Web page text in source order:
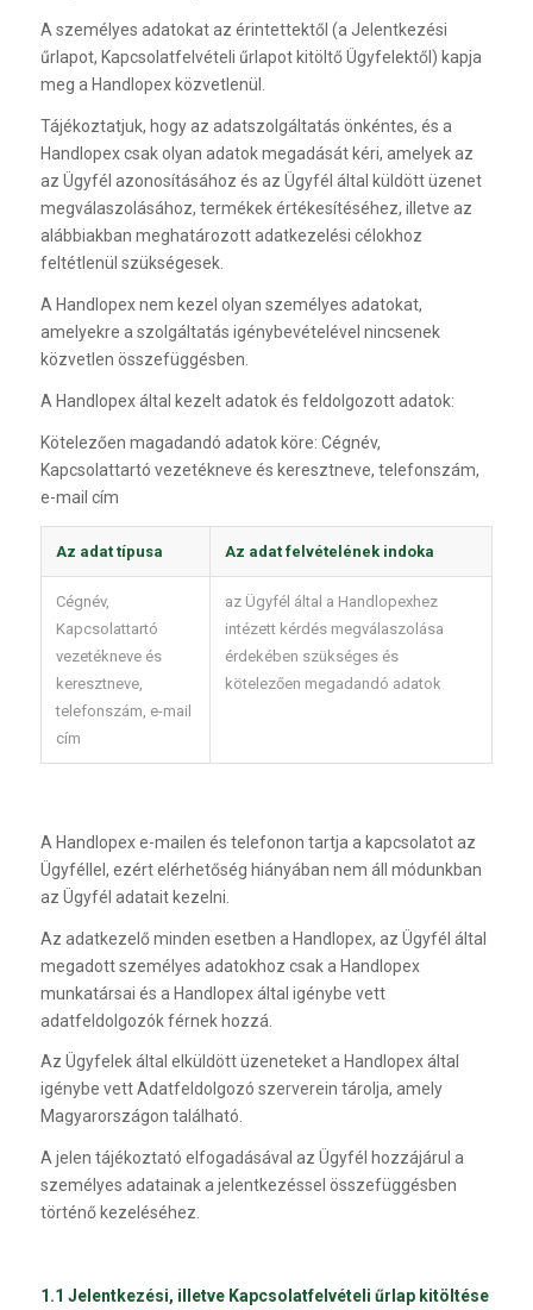
A személyes adatokat az érintettektől (a Jelentkezési
űrlapot, Kapcsolatfelvételi űrlapot kitöltő Ügyfelektől) kapja
meg a Handlopex közvetlenül.
Tájékoztatjuk, hogy az adatszolgáltatás önkéntes, és a
Handlopex csak olyan adatok megadását kéri, amelyek az
az Ügyfél azonosításához és az Ügyfél által küldött üzenet
megválaszolásához, termékek értékesítéséhez, illetve az
alábbiakban meghatározott adatkezelési célokhoz
feltétlenül szükségesek.
A Handlopex nem kezel olyan személyes adatokat,
amelyekre a szolgáltatás igénybevételével nincsenek
közvetlen összefüggésben.
A Handlopex által kezelt adatok és feldolgozott adatok:
Kötelezően magadandó adatok köre: Cégnév,
Kapcsolattartó vezetékneve és keresztneve, telefonszám,
e-mail cím
Az adat típusa Az adat felvételének indoka
Cégnév,
Kapcsolattartó
vezetékneve és
keresztneve,
telefonszám, e-mail
cím
az Ügyfél által a Handlopexhez
intézett kérdés megválaszolása
érdekében szükséges és
kötelezően megadandó adatok
A Handlopex e-mailen és telefonon tartja a kapcsolatot az
Ügyféllel, ezért elérhetőség hiányában nem áll módunkban
az Ügyfél adatait kezelni.
Az adatkezelő minden esetben a Handlopex, az Ügyfél által
megadott személyes adatokhoz csak a Handlopex
munkatársai és a Handlopex által igénybe vett
adatfeldolgozók férnek hozzá.
Az Ügyfelek által elküldött üzeneteket a Handlopex által
igénybe vett Adatfeldolgozó szerverein tárolja, amely
Magyarországon található.
A jelen tájékoztató elfogadásával az Ügyfél hozzájárul a
személyes adatainak a jelentkezéssel összefüggésben
történő kezeléséhez.
1.1 Jelentkezési, illetve Kapcsolatfelvételi űrlap kitöltése